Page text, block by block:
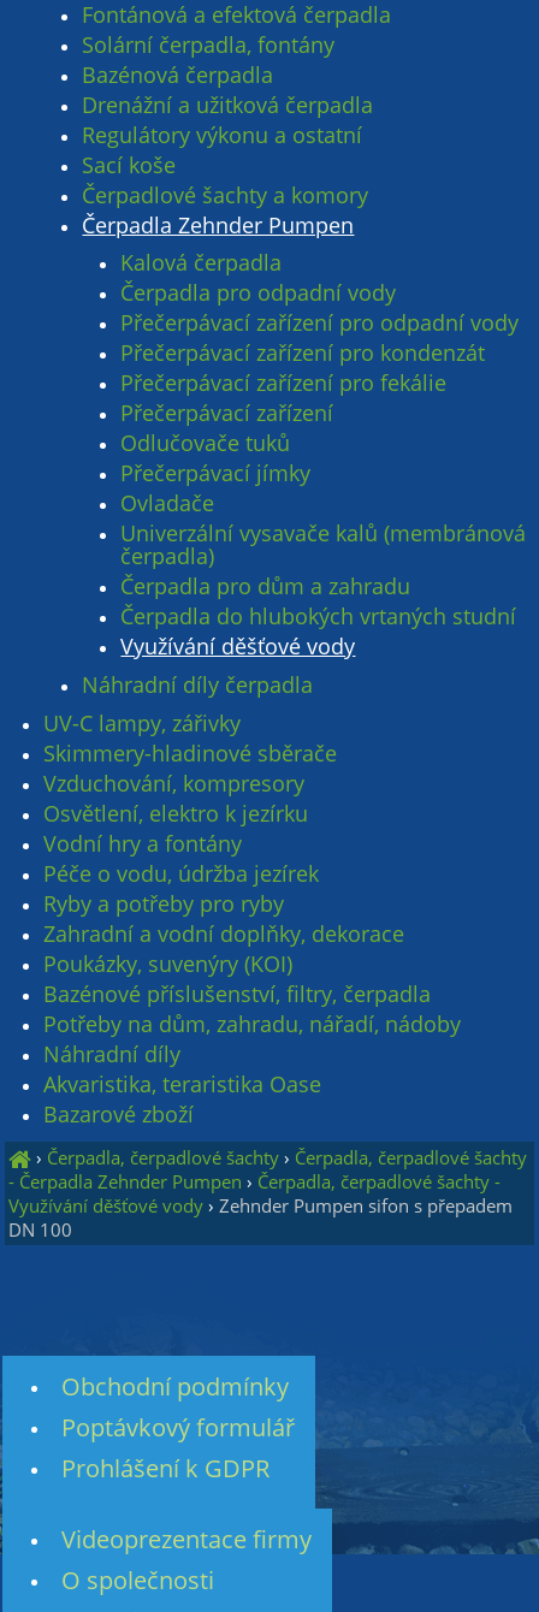
Fontánová a efektová čerpadla
Solární čerpadla, fontány
Bazénová čerpadla
Drenážní a užitková čerpadla
Regulátory výkonu a ostatní
Sací koše
Čerpadlové šachty a komory
Čerpadla Zehnder Pumpen
Kalová čerpadla
Čerpadla pro odpadní vody
Přečerpávací zařízení pro odpadní vody
Přečerpávací zařízení pro kondenzát
Přečerpávací zařízení pro fekálie
Přečerpávací zařízení
Odlučovače tuků
Přečerpávací jímky
Ovladače
Univerzální vysavače kalů (membránová
čerpadla)
Čerpadla pro dům a zahradu
Čerpadla do hlubokých vrtaných studní
Využívání děšťové vody
Náhradní díly čerpadla
UV-C lampy, zářivky
Skimmery-hladinové sběrače
Vzduchování, kompresory
Osvětlení, elektro k jezírku
Vodní hry a fontány
Péče o vodu, údržba jezírek
Ryby a potřeby pro ryby
Zahradní a vodní doplňky, dekorace
Poukázky, suvenýry (KOI)
Bazénové příslušenství, filtry, čerpadla
Potřeby na dům, zahradu, nářadí, nádoby
Náhradní díly
Akvaristika, teraristika Oase
Bazarové zboží
› Čerpadla, čerpadlové šachty › Čerpadla, čerpadlové šachty
- Čerpadla Zehnder Pumpen › Čerpadla, čerpadlové šachty -
Využívání děšťové vody ›Zehnder Pumpen sifon s přepadem
DN 100
Obchodní podmínky
Poptávkový formulář
Prohlášení k GDPR
Videoprezentace firmy
O společnosti